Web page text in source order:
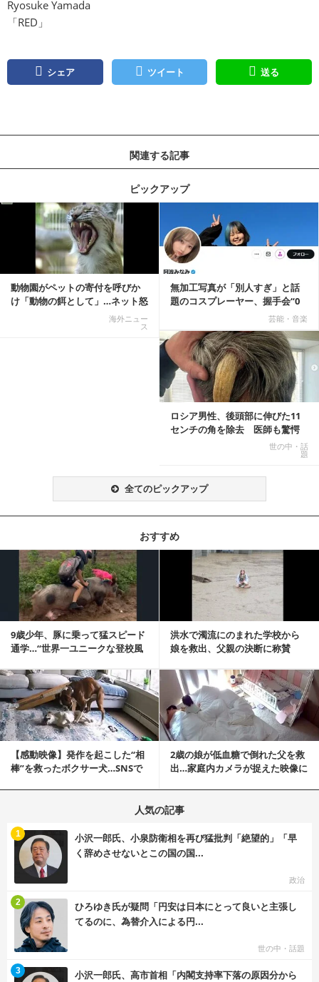
Ryosuke Yamada
「RED」
シェア ツイート 送る
関連する記事
ピックアップ
動物園がペットの寄付を呼びか
け「動物の餌として」…ネット怒
海外ニュー
ス
無加工写真が「別人すぎ」と話
題のコスプレーヤー、握手会“0
芸能・音楽
記事を読む
ロシア男性、後頭部に伸びた11
センチの角を除去 医師も驚愕
世の中・話
題
全てのピックアップ
おすすめ
9歳少年、豚に乗って猛スピード
通学…“世界一ユニークな登校風
洪水で濁流にのまれた学校から
娘を救出、父親の決断に称賛
記事を読む
【感動映像】発作を起こした“相
棒”を救ったボクサー犬…SNSで
2歳の娘が低血糖で倒れた父を救
出…家庭内カメラが捉えた映像に
記事を読む
人気の記事
小沢一郎氏、小泉防衛相を再び猛批判「絶望的」「早
く辞めさせないとこの国の国...
政治
1
ひろゆき氏が疑問「円安は日本にとって良いと主張し
てるのに、為替介入による円...
世の中・話題
2
小沢一郎氏、高市首相「内閣支持率下落の原因分から
3